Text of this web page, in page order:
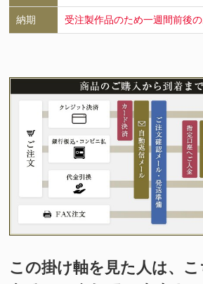
納期 受注製作品のため一週間前後
この掛け軸を見た人は、